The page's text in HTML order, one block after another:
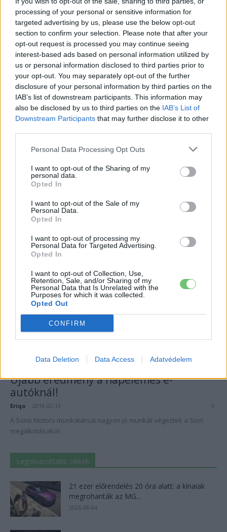
processing of your personal or sensitive information for
targeted advertising by us, please use the below opt-out
section to confirm your selection. Please note that after your
opt-out request is processed you may continue seeing
interest-based ads based on personal information utilized by
us or personal information disclosed to third parties prior to
your opt-out. You may separately opt-out of the further
disclosure of your personal information by third parties on the
IAB’s list of downstream participants. This information may
also be disclosed by us to third parties on the IAB’s List of
Downstream Participants that may further disclose it to other
Personal Data Processing Opt Outs
I want to opt-out of the Sharing of my
personal data.
Opted In
I want to opt-out of the Sale of my
Personal Data.
Opted In
I want to opt-out of processing my
Personal Data for Targeted Advertising.
Opted In
I want to opt-out of Collection, Use,
Retention, Sale, and/or Sharing of my
Personal Data that Is Unrelated with the
Purposes for which it was collected.
Opted Out
CONFIRM
Data Deletion Data Access Adatvédelem
2021-04-15
A napelemes elektromos autós (SEV - Soler Electric vehicle)
kategóriájának egyik leső versenyzője a Sono Motors és autójuk a
Sion.
A Sono belülről is megmutatta a
e-cars.hu - 2019-09-03
A Sono Motors egy viszonylag olcsó, napenergia által működtetett
gyártási verzió belseje.
Elektromos autó
Újabb eredmény a napelemes e-
autóknál!
Eriqo 2019-02-13 0
A Sono Motors munkatársai nagyon jó munkát végeztek a Sion
megalkotásakor.
Legolvasottabb cikkek
21 ezer előrendelés 20 óra alatt: a kínaiak
megrohanták az MG...
2026-08-04